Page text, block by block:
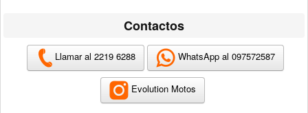
Contactos
Llamar al 2219 6288 WhatsApp al 097572587
Evolution Motos